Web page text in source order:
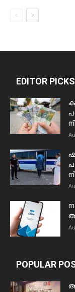
EDITOR PICKS
POPULAR